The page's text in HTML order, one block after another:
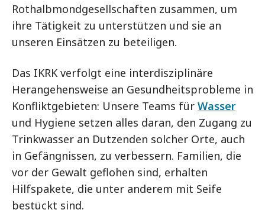
Rothalbmondgesellschaften zusammen, um
ihre Tätigkeit zu unterstützen und sie an
unseren Einsätzen zu beteiligen.
Das IKRK verfolgt eine interdisziplinäre
Herangehensweise an Gesundheitsprobleme in
Konfliktgebieten: Unsere Teams für Wasser
und Hygiene setzen alles daran, den Zugang zu
Trinkwasser an Dutzenden solcher Orte, auch
in Gefängnissen, zu verbessern. Familien, die
vor der Gewalt geflohen sind, erhalten
Hilfspakete, die unter anderem mit Seife
bestückt sind.